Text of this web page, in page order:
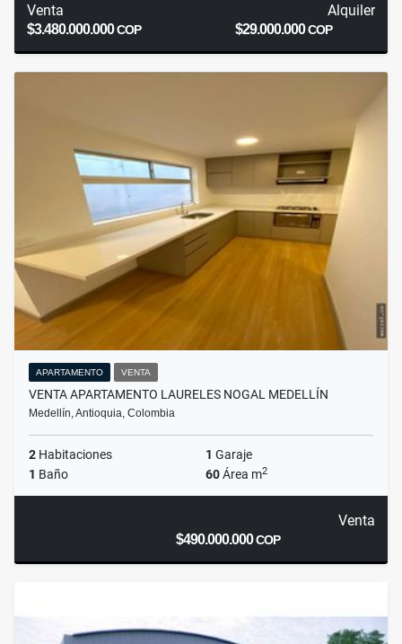
Venta
$3.480.000.000COP
Alquiler
$29.000.000COP
APARTAMENTO VENTA
VENTA APARTAMENTO LAURELES NOGAL MEDELLÍN
Medellín, Antioquia, Colombia
2 Habitaciones 1 Garaje
1 Baño 60Área m2
Venta
$490.000.000COP